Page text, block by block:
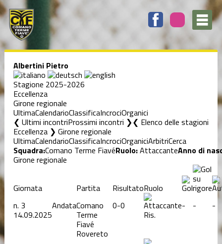
Albertini Pietro
Stagione 2025-2026
Eccellenza
Girone regionale
UltimaCalendarioClassificaIncrociOrganici
❮ Ultimi incontriProssimi incontri ❯ Elenco delle stagioni
Eccellenza ❯ Girone regionale
UltimaCalendarioClassificaIncrociOrganiciArbitriCerca
Squadra:Comano Terme FiavéRuolo:AttaccanteAnno di
Girone regionale
Giornata Partita RisultatoRuolo
n. 3
14.09.2025
AndataComano
Terme
Fiavé
Rovereto
0-0
Ris.
- - -